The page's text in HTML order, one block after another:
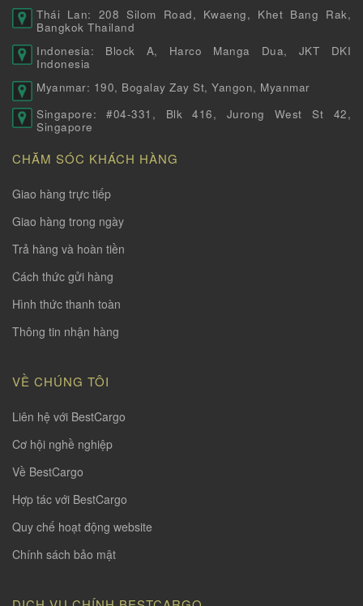
Thái Lan: 208 Silom Road, Kwaeng, Khet Bang Rak,
Bangkok Thailand
Indonesia: Block A, Harco Manga Dua, JKT DKI
Indonesia
Myanmar: 190, Bogalay Zay St, Yangon, Myanmar
Singapore: #04-331, Blk 416, Jurong West St 42,
Singapore
CHĂM SÓC KHÁCH HÀNG
Giao hàng trực tiếp
Giao hàng trong ngày
Trả hàng và hoàn tiền
Cách thức gửi hàng
Hình thức thanh toàn
Thông tin nhận hàng
VỀ CHÚNG TÔI
Liên hệ với BestCargo
Cơ hội nghề nghiệp
Về BestCargo
Hợp tác với BestCargo
Quy chế hoạt động website
Chính sách bảo mật